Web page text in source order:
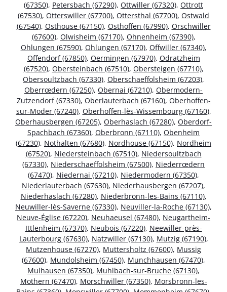
(67350), Petersbach (67290), Ottwiller (67320), Ottrott
(67530), Otterswiller (67700), Ottersthal (67700), Ostwald
(67540), Osthouse (67150), Osthoffen (67990), Orschwiller
(67600), Olwisheim (67170), Ohnenheim (67390),
Ohlungen (67590), Ohlungen (67170), Offwiller (67340),
Offendorf (67850), Oermingen (67970), Odratzheim
(67520), Obersteinbach (67510), Obersteigen (67710),
Obersoultzbach (67330), Oberschaeffolsheim (67203),
Oberrœdern (67250), Obernai (67210), Obermodern-
Zutzendorf (67330), Oberlauterbach (67160), Oberhoffen-
sur-Moder (67240), Oberhoffen-lès-Wissembourg (67160),
Oberhausbergen (67205), Oberhaslach (67280), Oberdorf-
Spachbach (67360), Oberbronn (67110), Obenheim
(67230), Nothalten (67680), Nordhouse (67150), Nordheim
(67520), Niedersteinbach (67510), Niedersoultzbach
(67330), Niederschaeffolsheim (67500), Niederrœdern
(67470), Niedernai (67210), Niedermodern (67350),
Niederlauterbach (67630), Niederhausbergen (67207),
Niederhaslach (67280), Niederbronn-les-Bains (67110),
Neuwiller-lès-Saverne (67330), Neuviller-la-Roche (67130),
Neuve-Église (67220), Neuhaeusel (67480), Neugartheim-
Ittlenheim (67370), Neubois (67220), Neewiller-près-
Lauterbourg (67630), Natzwiller (67130), Mutzig (67190),
Mutzenhouse (67270), Muttersholtz (67600), Mussig
(67600), Mundolsheim (67450), Munchhausen (67470),
Mulhausen (67350), Muhlbach-sur-Bruche (67130),
Mothern (67470), Morschwiller (67350), Morsbronn-les-